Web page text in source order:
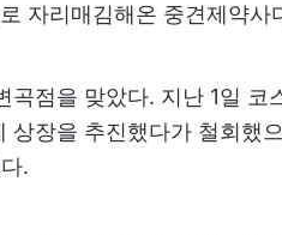
자리매김해온 중견제약사
점을 맞았다. 지난 1일 코
장을 추진했다가 철회했
.